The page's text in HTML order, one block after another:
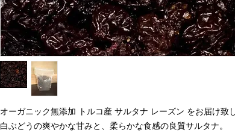
オーガニック無添加 トルコ産 サルタナ レーズン をお届け致し
白ぶどうの爽やかな甘みと、柔らかな食感の良質サルタナ。